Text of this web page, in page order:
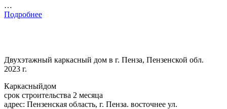
…
Подробнее
Двухэтажный каркасный дом в г. Пенза, Пензенской обл.
2023 г.
Каркасныйдом
срок строительства 2 месяца
адрес: Пензенская область, г. Пенза. восточнее ул.